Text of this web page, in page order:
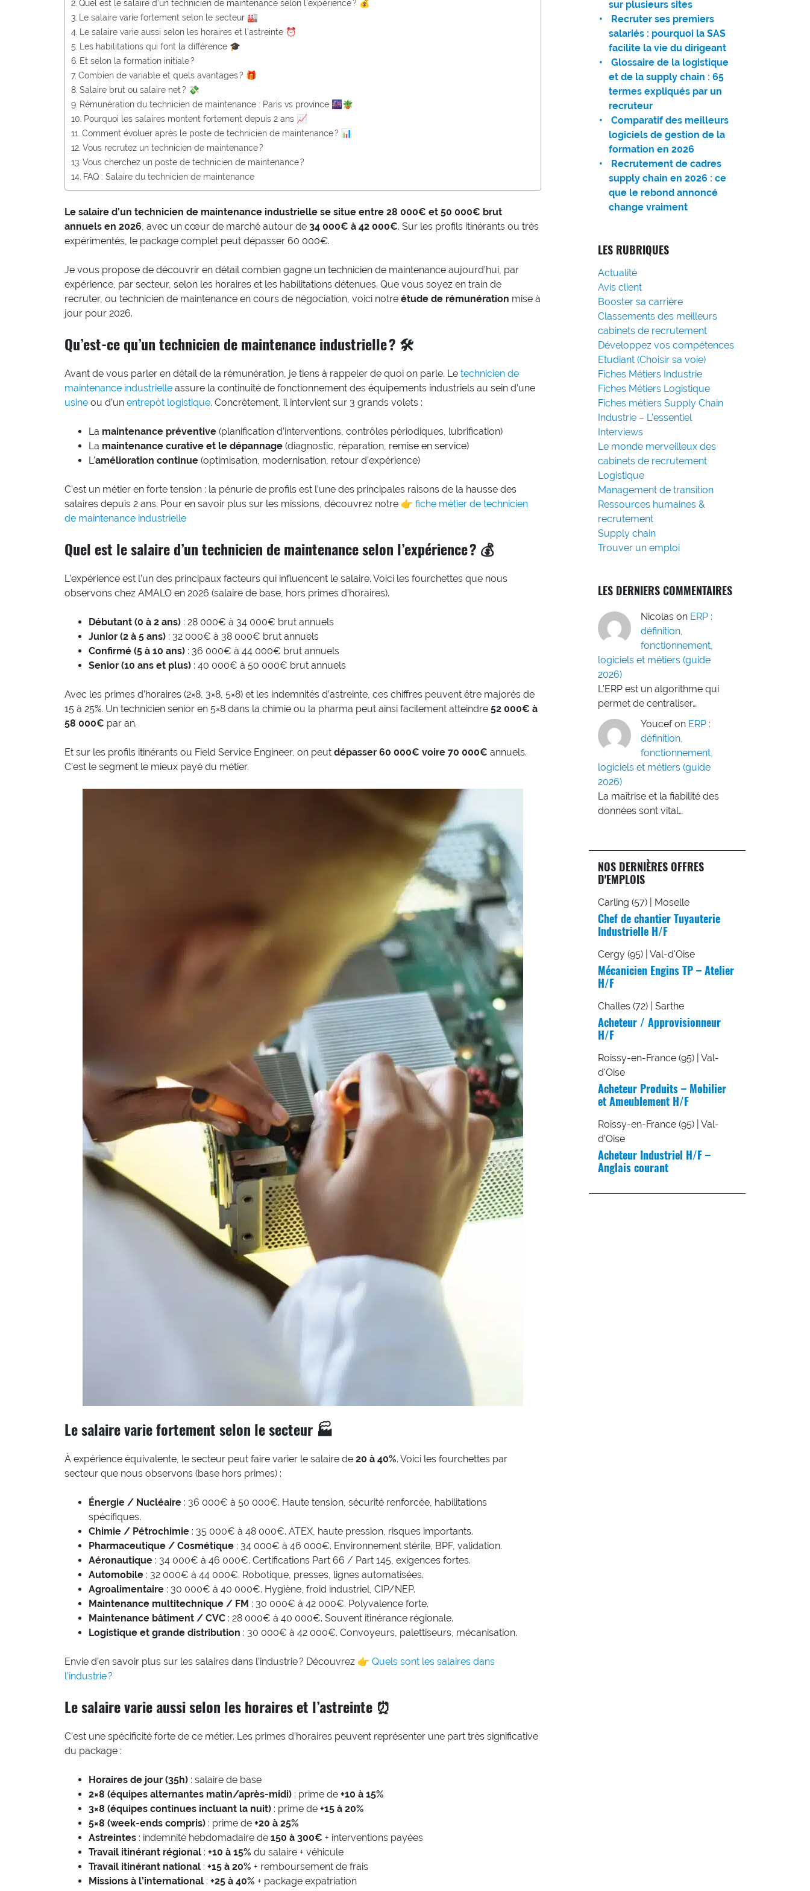
Quel est le salaire d’un technicien de maintenance selon l’expérience ? 💰
Le salaire varie fortement selon le secteur 🏭
Le salaire varie aussi selon les horaires et l’astreinte ⏰
Les habilitations qui font la différence 🎓
Et selon la formation initiale ?
Combien de variable et quels avantages ? 🎁
Salaire brut ou salaire net ? 💸
Rémunération du technicien de maintenance : Paris vs province 🌆🪴
Pourquoi les salaires montent fortement depuis 2 ans 📈
Comment évoluer après le poste de technicien de maintenance ? 📊
Vous recrutez un technicien de maintenance ?
Vous cherchez un poste de technicien de maintenance ?
FAQ : Salaire du technicien de maintenance
Le salaire d’un technicien de maintenance industrielle se situe entre 28 000€ et 50 000€ brut
annuels en 2026, avec un cœur de marché autour de 34 000€ à 42 000€. Sur les profils itinérants ou très
expérimentés, le package complet peut dépasser 60 000€.
Je vous propose de découvrir en détail combien gagne un technicien de maintenance aujourd’hui, par
expérience, par secteur, selon les horaires et les habilitations détenues. Que vous soyez en train de
recruter, ou technicien de maintenance en cours de négociation, voici notre étude de rémunération mise à
jour pour 2026.
Qu’est-ce qu’un technicien de maintenance industrielle ? 🛠
Avant de vous parler en détail de la rémunération, je tiens à rappeler de quoi on parle. Le technicien de
maintenance industrielle assure la continuité de fonctionnement des équipements industriels au sein d’une
usine ou d’un entrepôt logistique. Concrètement, il intervient sur 3 grands volets :
La maintenance préventive (planification d’interventions, contrôles périodiques, lubrification)
La maintenance curative et le dépannage (diagnostic, réparation, remise en service)
L’amélioration continue (optimisation, modernisation, retour d’expérience)
C’est un métier en forte tension : la pénurie de profils est l’une des principales raisons de la hausse des
salaires depuis 2 ans. Pour en savoir plus sur les missions, découvrez notre 👉 fiche métier de technicien
de maintenance industrielle
Quel est le salaire d’un technicien de maintenance selon l’expérience ? 💰
L’expérience est l’un des principaux facteurs qui influencent le salaire. Voici les fourchettes que nous
observons chez AMALO en 2026 (salaire de base, hors primes d’horaires).
Débutant (0 à 2 ans) : 28 000€ à 34 000€ brut annuels
Junior (2 à 5 ans) : 32 000€ à 38 000€ brut annuels
Confirmé (5 à 10 ans) : 36 000€ à 44 000€ brut annuels
Senior (10 ans et plus) : 40 000€ à 50 000€ brut annuels
Avec les primes d’horaires (2×8, 3×8, 5×8) et les indemnités d’astreinte, ces chiffres peuvent être majorés de
15 à 25%. Un technicien senior en 5×8 dans la chimie ou la pharma peut ainsi facilement atteindre 52 000€ à
58 000€ par an.
Et sur les profils itinérants ou Field Service Engineer, on peut dépasser 60 000€ voire 70 000€ annuels.
C’est le segment le mieux payé du métier.
Le salaire varie fortement selon le secteur 🏭
À expérience équivalente, le secteur peut faire varier le salaire de 20 à 40%. Voici les fourchettes par
secteur que nous observons (base hors primes) :
Énergie / Nucléaire : 36 000€ à 50 000€. Haute tension, sécurité renforcée, habilitations
spécifiques.
Chimie / Pétrochimie : 35 000€ à 48 000€. ATEX, haute pression, risques importants.
Pharmaceutique / Cosmétique : 34 000€ à 46 000€. Environnement stérile, BPF, validation.
Aéronautique : 34 000€ à 46 000€. Certifications Part 66 / Part 145, exigences fortes.
Automobile : 32 000€ à 44 000€. Robotique, presses, lignes automatisées.
Agroalimentaire : 30 000€ à 40 000€. Hygiène, froid industriel, CIP/NEP.
Maintenance multitechnique / FM : 30 000€ à 42 000€. Polyvalence forte.
Maintenance bâtiment / CVC : 28 000€ à 40 000€. Souvent itinérance régionale.
Logistique et grande distribution : 30 000€ à 42 000€. Convoyeurs, palettiseurs, mécanisation.
Envie d’en savoir plus sur les salaires dans l’industrie ? Découvrez 👉 Quels sont les salaires dans
l’industrie ?
Le salaire varie aussi selon les horaires et l’astreinte ⏰
C’est une spécificité forte de ce métier. Les primes d’horaires peuvent représenter une part très significative
du package :
Horaires de jour (35h) : salaire de base
2×8 (équipes alternantes matin/après-midi) : prime de +10 à 15%
3×8 (équipes continues incluant la nuit) : prime de +15 à 20%
5×8 (week-ends compris) : prime de +20 à 25%
Astreintes : indemnité hebdomadaire de 150 à 300€ + interventions payées
Travail itinérant régional : +10 à 15% du salaire + véhicule
Travail itinérant national : +15 à 20% + remboursement de frais
Missions à l’international : +25 à 40% + package expatriation
sur plusieurs sites
Recruter ses premiers
salariés : pourquoi la SAS
facilite la vie du dirigeant
Glossaire de la logistique
et de la supply chain : 65
termes expliqués par un
recruteur
Comparatif des meilleurs
logiciels de gestion de la
formation en 2026
Recrutement de cadres
supply chain en 2026 : ce
que le rebond annoncé
change vraiment
LES RUBRIQUES
Actualité
Avis client
Booster sa carrière
Classements des meilleurs
cabinets de recrutement
Développez vos compétences
Etudiant (Choisir sa voie)
Fiches Métiers Industrie
Fiches Métiers Logistique
Fiches métiers Supply Chain
Industrie – L'essentiel
Interviews
Le monde merveilleux des
cabinets de recrutement
Logistique
Management de transition
Ressources humaines &
recrutement
Supply chain
Trouver un emploi
LES DERNIERS COMMENTAIRES
Nicolas on ERP :
définition,
fonctionnement,
logiciels et métiers (guide
2026)
L'ERP est un algorithme qui
permet de centraliser…
Youcef on ERP :
définition,
fonctionnement,
logiciels et métiers (guide
2026)
La maîtrise et la fiabilité des
données sont vital…
NOS DERNIÈRES OFFRES
D'EMPLOIS
Carling (57) | Moselle
Chef de chantier Tuyauterie
Industrielle H/F
Cergy (95) | Val-d'Oise
Mécanicien Engins TP – Atelier
H/F
Challes (72) | Sarthe
Acheteur / Approvisionneur
H/F
Roissy-en-France (95) | Val-
d'Oise
Acheteur Produits – Mobilier
et Ameublement H/F
Roissy-en-France (95) | Val-
d'Oise
Acheteur Industriel H/F –
Anglais courant